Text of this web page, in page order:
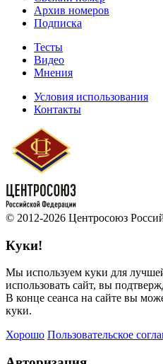
Архив номеров
Подписка
Тесты
Видео
Мнения
Условия использования
Контакты
© 2012-2026 Центросоюз
Куки!
Мы используем куки для
использовать сайт, вы
В конце сеанса на сайте вы
куки.
Хорошо Пользовательское